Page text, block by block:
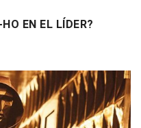
EN EL LÍDER?